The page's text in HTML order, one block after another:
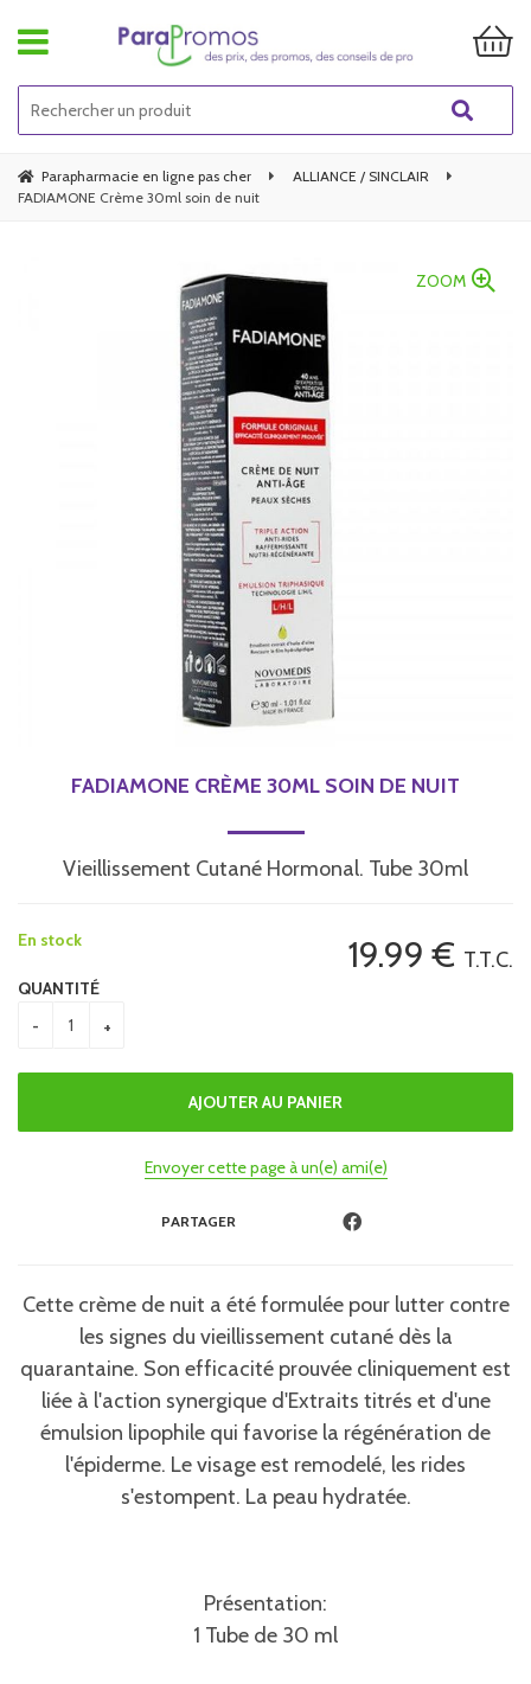
Parapharmacie en ligne pas cher
ALLIANCE / SINCLAIR
FADIAMONE Crème 30ml soin de nuit
ZOOM
FADIAMONE CRÈME 30ML SOIN DE NUIT
Vieillissement Cutané Hormonal. Tube 30ml
19.99 € T.T.C.
En stock
QUANTITÉ
Envoyer cette page à un(e) ami(e)
PARTAGER
Cette crème de nuit a été formulée pour lutter contre
les signes du vieillissement cutané dès la
quarantaine. Son efficacité prouvée cliniquement est
liée à l'action synergique d'Extraits titrés et d'une
émulsion lipophile qui favorise la régénération de
l'épiderme. Le visage est remodelé, les rides
s'estompent. La peau hydratée.
Présentation:
1 Tube de 30 ml